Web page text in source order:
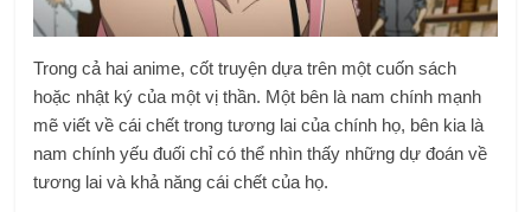
Trong cả hai anime, cốt truyện dựa trên một cuốn sách
hoặc nhật ký của một vị thần. Một bên là nam chính mạnh
mẽ viết về cái chết trong tương lai của chính họ, bên kia là
nam chính yếu đuối chỉ có thể nhìn thấy những dự đoán về
tương lai và khả năng cái chết của họ.